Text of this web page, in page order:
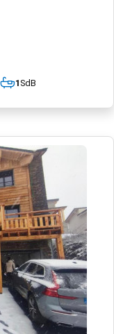
1SdB